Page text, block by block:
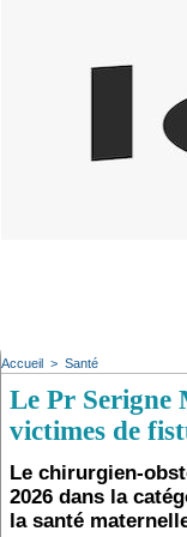
Accueil > Santé
Le Pr Serigne
victimes de
Le chirurgien-
2026 dans la
la santé